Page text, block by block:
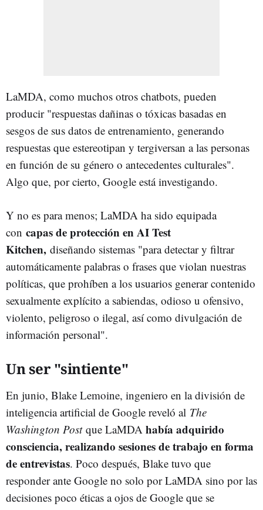
LaMDA, como muchos otros chatbots, pueden
producir "respuestas dañinas o tóxicas basadas en
sesgos de sus datos de entrenamiento, generando
respuestas que estereotipan y tergiversan a las personas
en función de su género o antecedentes culturales".
Algo que, por cierto, Google está investigando.
Y no es para menos; LaMDA ha sido equipada
con capas de protección en AI Test
Kitchen, diseñando sistemas "para detectar y filtrar
automáticamente palabras o frases que violan nuestras
políticas, que prohíben a los usuarios generar contenido
sexualmente explícito a sabiendas, odioso u ofensivo,
violento, peligroso o ilegal, así como divulgación de
información personal".
Un ser "sintiente"
En junio, Blake Lemoine, ingeniero en la división de
inteligencia artificial de Google reveló al The
Washington Post que LaMDA había adquirido
consciencia, realizando sesiones de trabajo en forma
de entrevistas. Poco después, Blake tuvo que
responder ante Google no solo por LaMDA sino por las
decisiones poco éticas a ojos de Google que se